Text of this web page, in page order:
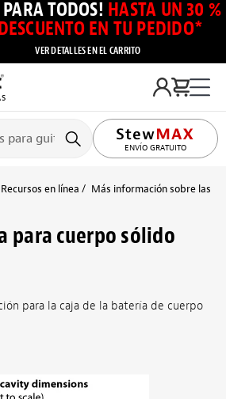
PARA TODOS! HASTA UN 30 %
EN TU PEDIDO*
VER DETALLES EN EL CARRITO
ENVÍO GRATUITO
Recursos en línea Más información sobre las
para cuerpo sólido
para la caja de la batería de cuerpo